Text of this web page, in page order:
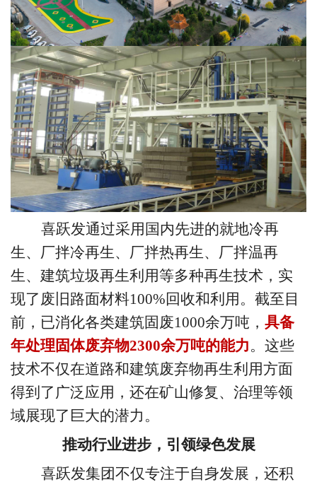
喜跃发通过采用国内先进的就地冷再
生、厂拌冷再生、厂拌热再生、厂拌温再
生、建筑垃圾再生利用等多种再生技术，实
现了废旧路面材料100%回收和利用。截至目
前，已消化各类建筑固废1000余万吨， 具备
年处理固体废弃物2300余万吨的能力。这些
技术不仅在道路和建筑废弃物再生利用方面
得到了广泛应用，还在矿山修复、治理等领
域展现了巨大的潜力。
推动行业进步，引领绿色发展
喜跃发集团不仅专注于自身发展，还积